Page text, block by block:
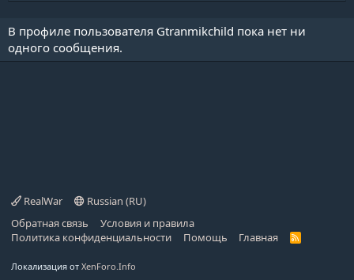
В профиле пользователя Gtranmikchild пока нет ни
одного сообщения.
RealWar
Russian (RU)
Обратная связь
Условия и правила
Политика конфиденциальности
Помощь Главная
R
Локализация от XenForo.Info